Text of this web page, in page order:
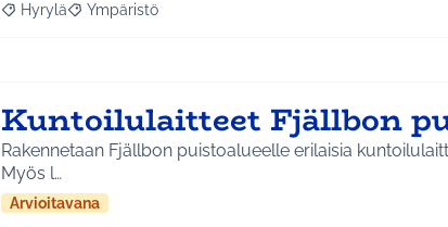
Rajaa tulokset aihepiirin mukaan: Hyrylä
Hyrylä Rajaa tulokset teeman mukaan: Ympäristö
Ympäristö
Kuntoilulaitteet Fjällbon
Rakennetaan Fjällbon puistoalueelle erilaisia
Myös l…
Arvioitavana